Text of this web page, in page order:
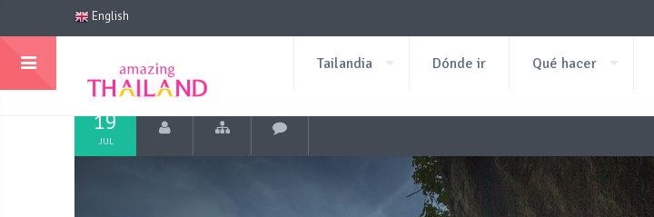
English
Tailandia Dónde ir Qué hacer
19
JUL